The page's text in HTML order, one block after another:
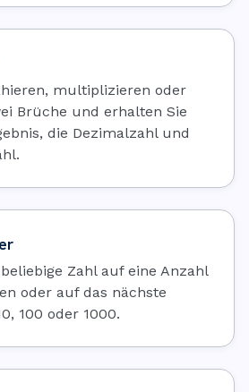
multiplizieren oder
Brüche und erhalten Sie
die Dezimalzahl und
Zahl auf eine Anzahl
oder auf das nächste
100 oder 1000.